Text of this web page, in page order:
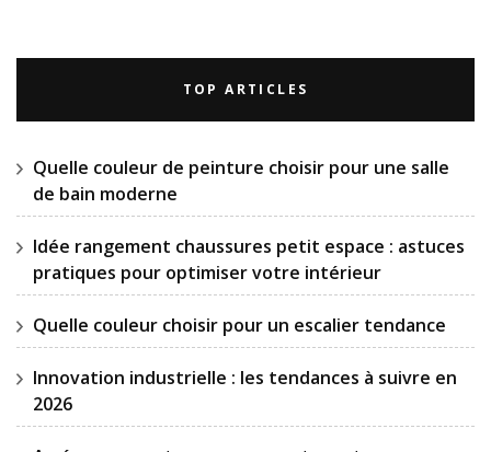
TOP ARTICLES
Quelle couleur de peinture choisir pour une salle
de bain moderne
Idée rangement chaussures petit espace : astuces
pratiques pour optimiser votre intérieur
Quelle couleur choisir pour un escalier tendance
Innovation industrielle : les tendances à suivre en
2026